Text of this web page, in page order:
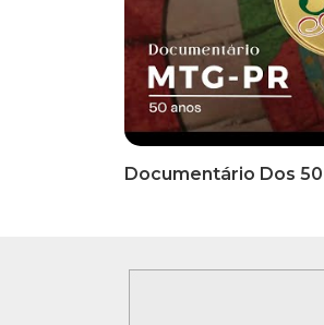
INFORMATIVOS
EDITAL DE
002/2026 - PROCESSO
SELEÇÃO DE EMPRESA
PRESTAÇÃO DE
MARKETING E